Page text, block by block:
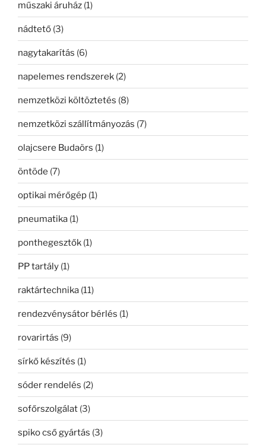
műszaki áruház (1)
nádtető (3)
nagytakarítás (6)
napelemes rendszerek (2)
nemzetközi költöztetés (8)
nemzetközi szállítmányozás (7)
olajcsere Budaörs (1)
öntöde (7)
optikai mérőgép (1)
pneumatika (1)
ponthegesztők (1)
PP tartály (1)
raktártechnika (11)
rendezvénysátor bérlés (1)
rovarirtás (9)
sírkő készítés (1)
sóder rendelés (2)
sofőrszolgálat (3)
spiko cső gyártás (3)